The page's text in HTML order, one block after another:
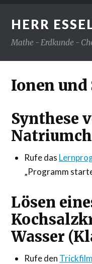
HERR
Mathe - Erdkunde -
Ionen und
Synthese
Rufe das
„Programm
Lösen
Wasser
Rufe den Trickfilm